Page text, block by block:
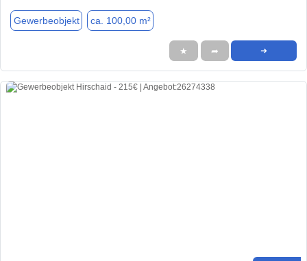
Gewerbeobjekt ca. 100,00 m²
★ ➦ ➜